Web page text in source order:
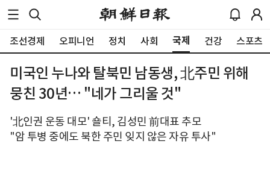
조선경제 오피니언 정치 사회 국제 건강 스포츠
미국인 누나와 탈북민 남동생, 北주민 위해
뭉친 30년… "네가 그리울 것"
'北인권 운동 대모' 숄티, 김성민 前대표 추모
"암 투병 중에도 북한 주민 잊지 않은 자유 투사"